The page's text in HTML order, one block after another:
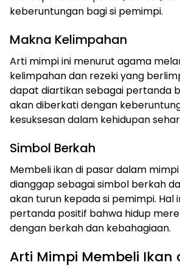
keberuntungan bagi si pemimpi.
Makna Kelimpahan
Arti mimpi ini menurut agama
kelimpahan dan rezeki yang
dapat diartikan sebagai pertanda
akan diberkati dengan
kesuksesan dalam kehidupan
Simbol Berkah
Membeli ikan di pasar dalam
dianggap sebagai simbol berkah
akan turun kepada si pemimpi. Hal
pertanda positif bahwa hidup
dengan berkah dan kebahagiaan.
Arti Mimpi Membeli Ikan